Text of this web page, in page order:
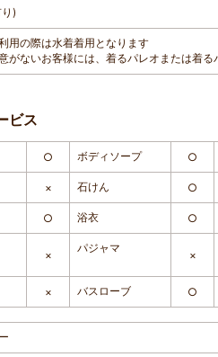
)
用の際は水着着用となります
がないお客様には、着るパレオまたは着
ビス
○ ボディソープ ○
× 石けん ○
○ 浴衣 ○
×
パジャマ
×
× バスローブ ○